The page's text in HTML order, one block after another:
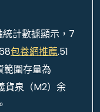
計數據顯示，7
包養網推薦.51
範圍存量為
貨泉（M2）余